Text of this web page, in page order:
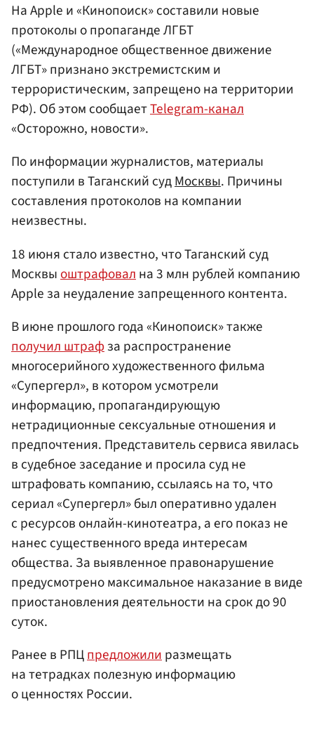
На Apple и «Кинопоиск» составили новые
протоколы о пропаганде ЛГБТ
(«Международное общественное движение
ЛГБТ» признано экстремистским и
террористическим, запрещено на территории
РФ). Об этом сообщаетTelegram-канал
«Осторожно, новости».
По информации журналистов, материалы
поступили в Таганский судМосквы. Причины
составления протоколов на компании
неизвестны.
18 июня стало известно, что Таганский суд
Москвы оштрафовал на 3 млн рублей компанию
Apple за неудаление запрещенного контента.
В июне прошлого года «Кинопоиск» также
получил штрафза распространение
многосерийного художественного фильма
«Супергерл», в котором усмотрели
информацию, пропагандирующую
нетрадиционные сексуальные отношения и
предпочтения. Представитель сервиса явилась
в судебное заседание и просила суд не
штрафовать компанию, ссылаясь на то, что
сериал «Супергерл» был оперативно удален
с ресурсов онлайн-кинотеатра, а его показ не
нанес существенного вреда интересам
общества. За выявленное правонарушение
предусмотрено максимальное наказание в виде
приостановления деятельности на срок до 90
суток.
Ранее в РПЦпредложилиразмещать
на тетрадках полезную информацию
о ценностях России.